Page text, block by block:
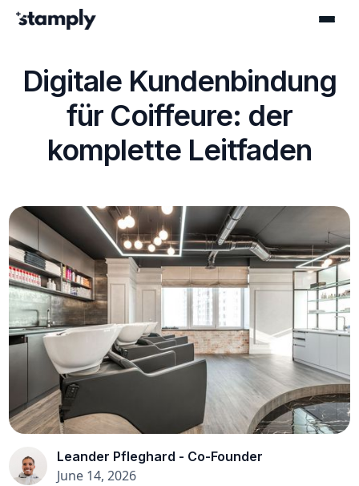
Digitale Kundenbindung
für Coiffeure: der
komplette Leitfaden
Leander Pfleghard - Co-Founder
June 14, 2026